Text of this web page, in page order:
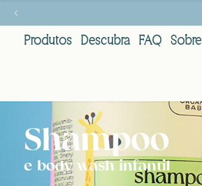
Produtos Descubra FAQ Sobre
Shampoo
e body wash infantil